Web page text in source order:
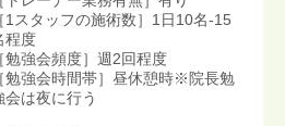
［1スタッフの施術数］1日10名-15
程度
［勉強会頻度］週2回程度
［勉強会時間帯］昼休憩時※院長勉
会は夜に行う